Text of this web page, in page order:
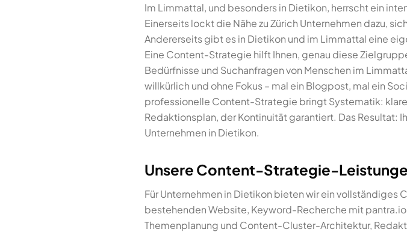
Im Limmattal, und besonders in Dietikon, herrscht ein
Einerseits lockt die Nähe zu Zürich Unternehmen dazu,
Andererseits gibt es in Dietikon und im Limmattal eine
Eine Content-Strategie hilft Ihnen, genau diese
Bedürfnisse und Suchanfragen von Menschen im
willkürlich und ohne Fokus – mal ein Blogpost, mal ein
professionelle Content-Strategie bringt Systematik:
Redaktionsplan, der Kontinuität garantiert. Das Resultat:
Unternehmen in Dietikon.
Unsere Content-Strategie-
Für Unternehmen in Dietikon bieten wir ein
bestehenden Website, Keyword-Recherche mit
Themenplanung und Content-Cluster-Architektur,